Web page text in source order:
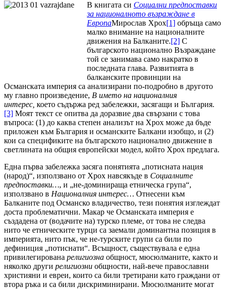
В книгата си Социални предпоставки
за националното възраждане в
ЕвропаМирослав Хрох[1] обръща само
малко внимание на националните
движения на Балканите.[2] С
българското национално Възраждане
той се занимава само накратко в
последната глава. Развитията в
балканските провинции на
Османската империя са анализирани по-подробно в другото
му главно произведение, В името на националния
интерес, което съдържа ред забележки, засягащи и България.
[3] Моят текст се опитва да доразвие два свързани с това
въпроса: (1) до каква степен анализът на Хрох може да бъде
приложен към България и османските Балкани изобщо, и (2)
кои са спецификите на българското национално движение в
светлината на общия европейски модел, който Хрох предлага.
Една първа забележка засяга понятията „потисната нация
(народ)“, използвано от Хрох навсякъде в Социалните
предпоставки…, и „не-доминираща етническа група“,
използвано в Националния интерес… Отнесени към
Балканите под Османско владичество, тези понятия изглеждат
доста проблематични. Макар че Османската империя е
създадена от (водачите на) турско племе, от това не следва
нито че етническите турци са заемали доминантна позиция в
империята, нито пък, че не-турските групи са били по
дефиниция „потиснати“. Всъщност, съществувала е една
привилегирована религиозна общност, мюсюлманите, както и
няколко други религиозни общности, най-вече православни
християни и евреи, които са били третирани като граждани от
втора ръка и са били дискриминирани. Мюсюлманите могат